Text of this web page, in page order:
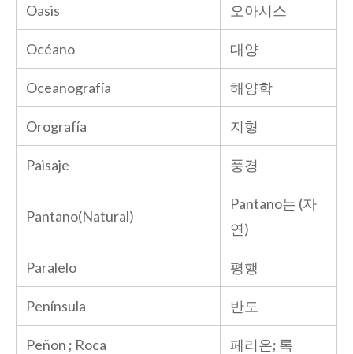
Oasis 오아시스
Océano 대양
Oceanografía 해양학
Orografía 지형
Paisaje 풍경
Pantano(Natural)
Pantano는 (자
연)
Paralelo 평행
Península 반도
Peñon ; Roca 페리온; 록